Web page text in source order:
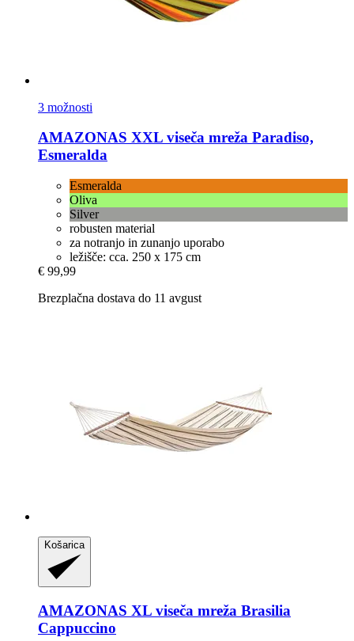
3 možnosti
AMAZONAS XXL viseča mreža Paradiso,
Esmeralda
Esmeralda
Oliva
Silver
robusten material
za notranjo in zunanjo uporabo
ležišče: cca. 250 x 175 cm
€ 99,99
Brezplačna dostava do 11 avgust
Košarica
AMAZONAS XL viseča mreža Brasilia
Cappuccino